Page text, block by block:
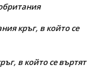
кръг, в който се
в който се въртят